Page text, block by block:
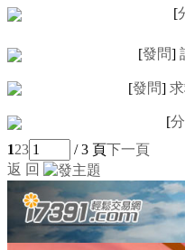
[
[發問]
[發問]
[
123 / 3 頁下一頁
返 回